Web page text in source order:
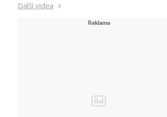
Další videa